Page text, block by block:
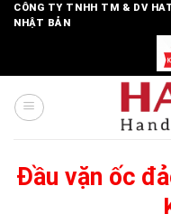
SkipCÔNG TY TNHH TM & DV
NHẬT BẢN
Đầu vặn ốc